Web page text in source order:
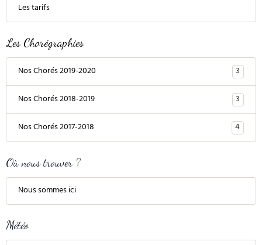
Les tarifs
Les Chorégraphies
Nos Chorés 2019-2020
3
Nos Chorés 2018-2019
3
Nos Chorés 2017-2018
4
Où nous trouver ?
Nous sommes ici
Météo